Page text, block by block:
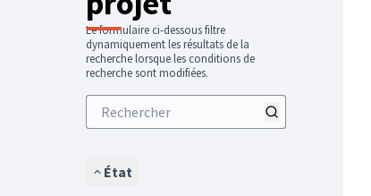
Le formulaire ci-dessous filtre
dynamiquement les résultats de la
recherche lorsque les conditions de
recherche sont modifiées.
État